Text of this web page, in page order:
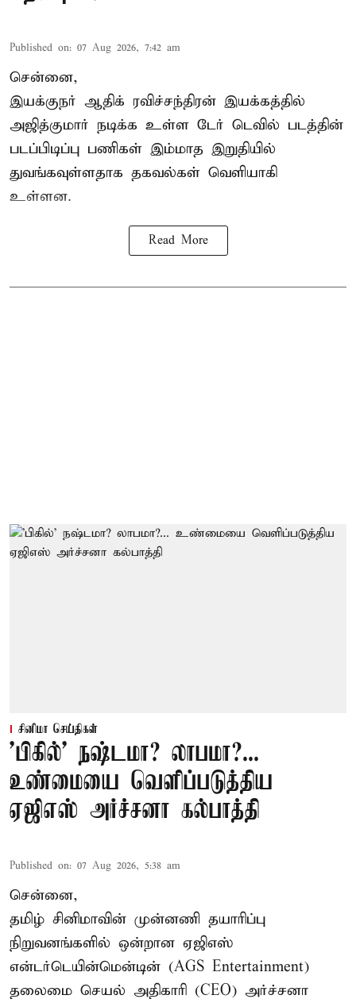
Published on: 07 Aug 2026, 7:42 am
சென்னை,
இயக்குநர் ஆதிக் ரவிச்சந்திரன் இயக்கத்தில்
அஜித்குமார் நடிக்க உள்ள டேர் டெவில் படத்தின்
படப்பிடிப்பு பணிகள் இம்மாத இறுதியில்
துவங்கவுள்ளதாக தகவல்கள் வெளியாகி
உள்ளன.
Read More
சினிமா செய்திகள்
'பிகில்' நஷ்டமா? லாபமா?...
உண்மையை வெளிப்படுத்திய
ஏஜிஎஸ் அர்ச்சனா கல்பாத்தி
Published on: 07 Aug 2026, 5:38 am
சென்னை,
தமிழ் சினிமாவின் முன்னணி தயாரிப்பு
நிறுவனங்களில் ஒன்றான ஏஜிஎஸ்
என்டர்டெயின்மென்டின் (AGS Entertainment)
தலைமை செயல் அதிகாரி (CEO) அர்ச்சனா